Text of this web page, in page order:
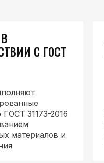
С ГОСТ
ГОСТ 31173-2016
материалов и